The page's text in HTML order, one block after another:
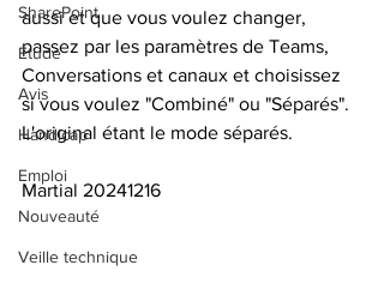
SharePoint
Étude
Avis
Handicap
Emploi
Nouveauté
Veille technique
aussi et que vous voulez changer,
passez par les paramètres de Teams,
Conversations et canaux et choisissez
si vous voulez "Combiné" ou "Séparés".
L'original étant le mode séparés.
Martial 20241216